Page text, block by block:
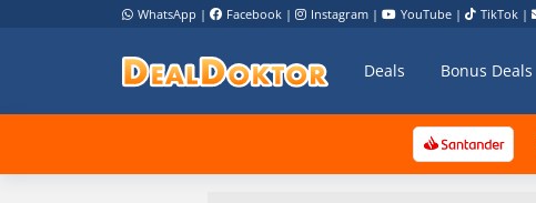
WhatsApp | Facebook | Instagram | YouTube | TikTok |
Deals Bonus Deals